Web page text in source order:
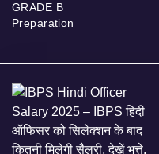
GRADE B
Preparation